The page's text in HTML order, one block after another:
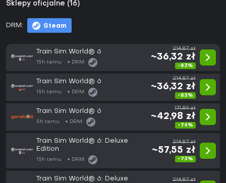
Sklepy oficjalne (16)
DRM: Steam
Train Sim World® 6
15h temu DRM:
214,87 zł
~36,32 zł
-83%
Train Sim World® 6
15h temu DRM:
214,87 zł
~36,32 zł
-83%
Train Sim World® 6
5h temu DRM:
171,89 zł
~42,98 zł
-74%
Train Sim World® 6: Deluxe
Edition
15h temu DRM:
214,87 zł
~57,55 zł
-73%
Train Sim World® 6: Deluxe
214,87 zł